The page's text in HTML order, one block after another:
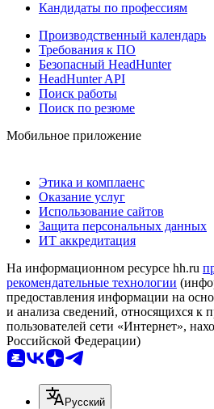
Кандидаты по профессиям
Производственный календарь
Требования к ПО
Безопасный HeadHunter
HeadHunter API
Поиск работы
Поиск по резюме
Мобильное приложение
Этика и комплаенс
Оказание услуг
Использование сайтов
Защита персональных данных
ИТ аккредитация
На информационном ресурсе hh.ru
рекомендательные технологии
предоставления информации на
и анализа сведений, относящихся к
пользователей сети «Интернет»,
Российской Федерации)
Русский